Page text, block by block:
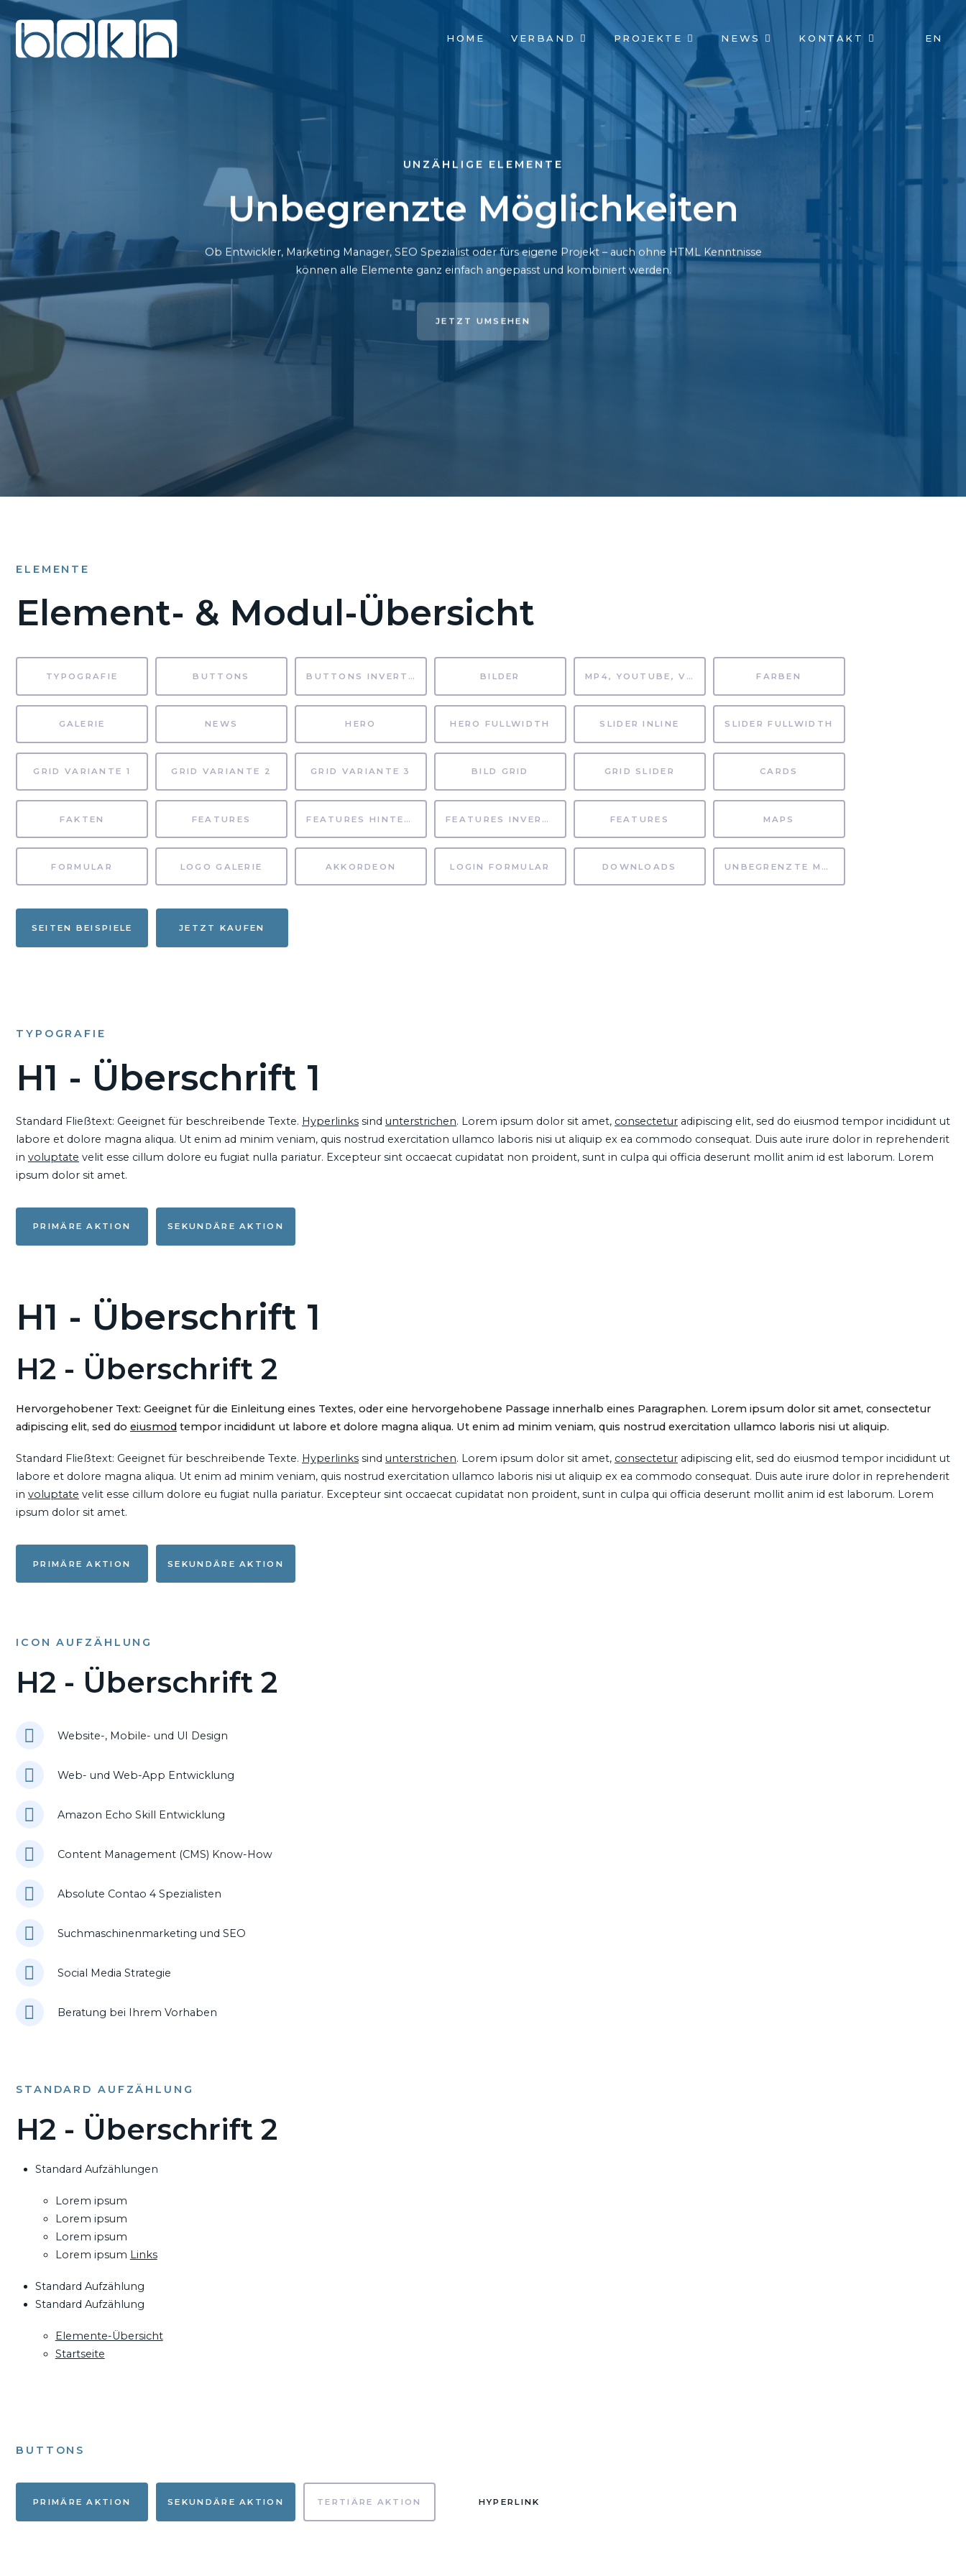
NAVIGATION
ÜBERSPRINGEN
HOME VERBAND PROJEKTE NEWS KONTAKT EN
UNZÄHLIGE ELEMENTE
Unbegrenzte Möglichkeiten
Ob Entwickler, Marketing Manager, SEO Spezialist oder fürs eigene Projekt – auch ohne HTML Kenntnisse
können alle Elemente ganz einfach angepasst und kombiniert werden.
JETZT UMSEHEN
ELEMENTE
Element- & Modul-Übersicht
TYPOGRAFIE BUTTONS BUTTONS INVERTIERT BILDER MP4, YOUTUBE, VIMEO FARBEN
GALERIE NEWS HERO HERO FULLWIDTH SLIDER INLINE SLIDER FULLWIDTH
GRID VARIANTE 1 GRID VARIANTE 2 GRID VARIANTE 3 BILD GRID GRID SLIDER CARDS
FAKTEN FEATURES FEATURES HINTERGRUND FEATURES INVERTIERT FEATURES MAPS
FORMULAR LOGO GALERIE AKKORDEON LOGIN FORMULAR DOWNLOADS UNBEGRENZTE MÖGLICHKEITEN
SEITEN BEISPIELE JETZT KAUFEN
TYPOGRAFIE
H1 - Überschrift 1
Standard Fließtext: Geeignet für beschreibende Texte. Hyperlinks sind unterstrichen. Lorem ipsum dolor sit amet, consectetur adipiscing elit, sed do eiusmod tempor incididunt ut
labore et dolore magna aliqua. Ut enim ad minim veniam, quis nostrud exercitation ullamco laboris nisi ut aliquip ex ea commodo consequat. Duis aute irure dolor in reprehenderit
in voluptate velit esse cillum dolore eu fugiat nulla pariatur. Excepteur sint occaecat cupidatat non proident, sunt in culpa qui officia deserunt mollit anim id est laborum. Lorem
ipsum dolor sit amet.
PRIMÄRE AKTION SEKUNDÄRE AKTION
H1 - Überschrift 1
H2 - Überschrift 2
Hervorgehobener Text: Geeignet für die Einleitung eines Textes, oder eine hervorgehobene Passage innerhalb eines Paragraphen. Lorem ipsum dolor sit amet, consectetur
adipiscing elit, sed do eiusmod tempor incididunt ut labore et dolore magna aliqua. Ut enim ad minim veniam, quis nostrud exercitation ullamco laboris nisi ut aliquip.
Standard Fließtext: Geeignet für beschreibende Texte. Hyperlinks sind unterstrichen. Lorem ipsum dolor sit amet, consectetur adipiscing elit, sed do eiusmod tempor incididunt ut
labore et dolore magna aliqua. Ut enim ad minim veniam, quis nostrud exercitation ullamco laboris nisi ut aliquip ex ea commodo consequat. Duis aute irure dolor in reprehenderit
in voluptate velit esse cillum dolore eu fugiat nulla pariatur. Excepteur sint occaecat cupidatat non proident, sunt in culpa qui officia deserunt mollit anim id est laborum. Lorem
ipsum dolor sit amet.
PRIMÄRE AKTION SEKUNDÄRE AKTION
ICON AUFZÄHLUNG
H2 - Überschrift 2
Website-, Mobile- und UI Design
Web- und Web-App Entwicklung
Amazon Echo Skill Entwicklung
Content Management (CMS) Know-How
Absolute Contao 4 Spezialisten
Suchmaschinenmarketing und SEO
Social Media Strategie
Beratung bei Ihrem Vorhaben
STANDARD AUFZÄHLUNG
H2 - Überschrift 2
Standard Aufzählungen
Lorem ipsum
Lorem ipsum
Lorem ipsum
Lorem ipsum Links
Standard Aufzählung
Standard Aufzählung
Elemente-Übersicht
Startseite
BUTTONS
PRIMÄRE AKTION SEKUNDÄRE AKTION TERTIÄRE AKTION HYPERLINK